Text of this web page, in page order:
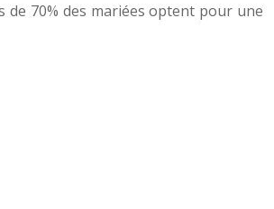
70% des mariées optent pour une